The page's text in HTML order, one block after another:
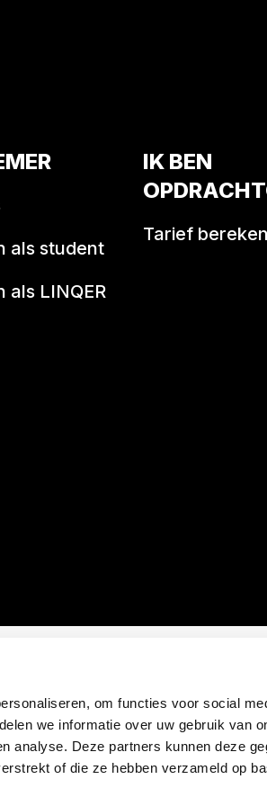
om functies voor social
we informatie over uw gebruik van
analyse. Deze partners kunnen deze
of die ze hebben verzameld op
als student
als LINQER
IK BEN
Tarief